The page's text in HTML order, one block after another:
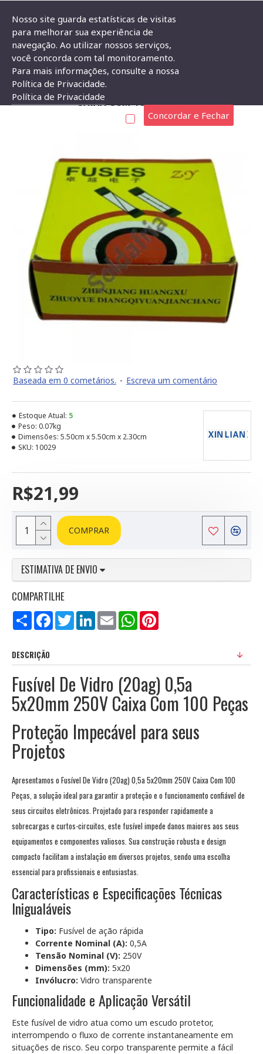
Fusível De Vidro (20ag) 0,5a 5x20mm 250V Caixa Com 100 Peças
FUSÍVEL DE VIDRO (20AG) 0,5A 5X20MM 250V
CAIXA COM 100 PEÇAS
Baseada em 0 cometários. - Escreva um comentário
R$21,99
Estoque Atual: 5
Peso: 0.07kg
Dimensões: 5.50cm x 5.50cm x 2.30cm
SKU: 10029
COMPRAR
ESTIMATIVA DE ENVIO
COMPARTILHE
Compartilhar
FacebookTwitterLinkedInEmail WhatsApp
DESCRIÇÃO
Fusível De Vidro (20ag) 0,5a
5x20mm 250V Caixa Com 100 Peças
Proteção Impecável para seus
Projetos
Apresentamos o Fusível De Vidro (20ag) 0,5a 5x20mm 250V Caixa Com 100
Peças, a solução ideal para garantir a proteção e o funcionamento confiável de
seus circuitos eletrônicos. Projetado para responder rapidamente a
sobrecargas e curtos-circuitos, este fusível impede danos maiores aos seus
equipamentos e componentes valiosos. Sua construção robusta e design
compacto facilitam a instalação em diversos projetos, sendo uma escolha
essencial para profissionais e entusiastas.
Características e Especificações Técnicas
Inigualáveis
Tipo: Fusível de ação rápida
Corrente Nominal (A): 0,5A
Tensão Nominal (V): 250V
Dimensões (mm): 5x20
Invólucro: Vidro transparente
Funcionalidade e Aplicação Versátil
Este fusível de vidro atua como um escudo protetor,
interrompendo o fluxo de corrente instantaneamente em
situações de risco. Seu corpo transparente permite a fácil
Nosso site guarda estatísticas de visitas
para melhorar sua experiência de
navegação. Ao utilizar nossos serviços,
você concorda com tal monitoramento.
Para mais informações, consulte a nossa
Política de Privacidade.
Política de Privacidade
Concordar e Fechar